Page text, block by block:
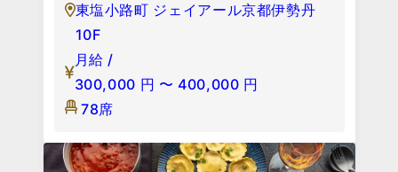
東塩小路町 ジェイアール京都伊勢丹
10F
月給 /
300,000 円 〜 400,000 円
78席